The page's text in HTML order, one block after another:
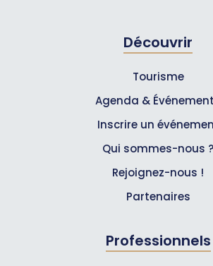
Découvrir
Tourisme
Agenda &
Inscrire un
Qui sommes-nous ?
Rejoignez-nous !
Partenaires
Professionnels